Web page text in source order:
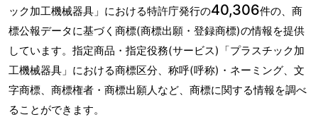
ック加工機械器具」における特許庁発行の40,306件の、商
標公報データに基づく商標(商標出願・登録商標)の情報を提供
しています。指定商品・指定役務(サービス)「プラスチック加
工機械器具」における商標区分、称呼(呼称)・ネーミング、文
字商標、商標権者・商標出願人など、商標に関する情報を調べ
ることができます。